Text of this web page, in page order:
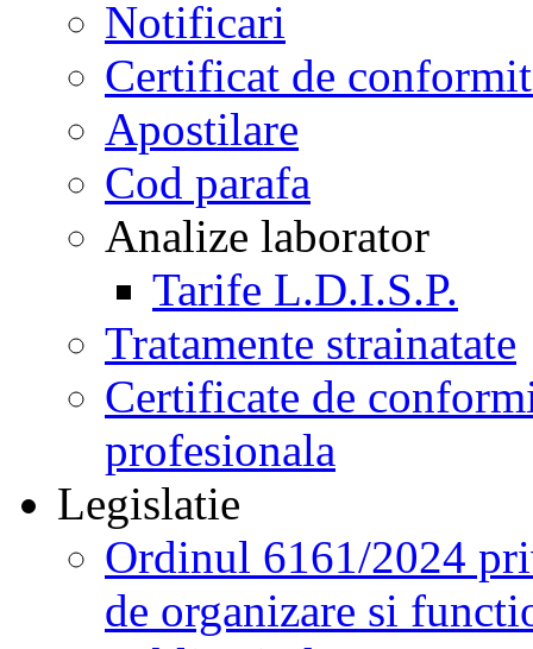
Notificari
Certificat de
Apostilare
Cod parafa
Analize laborator
Tarife L.D.I.S.P.
Tratamente strainatate
Certificate de
profesionala
Legislatie
Ordinul 6161/2024
de organizare si